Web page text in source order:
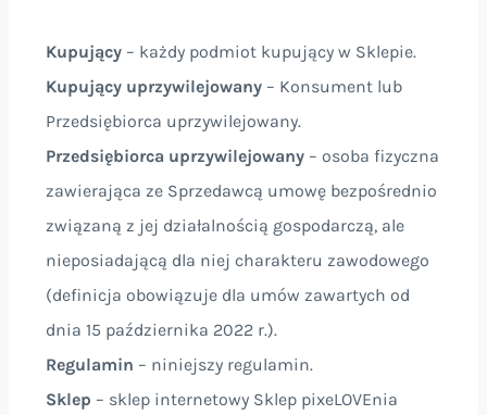
Kupujący – każdy podmiot kupujący w Sklepie.
Kupujący uprzywilejowany – Konsument lub
Przedsiębiorca uprzywilejowany.
Przedsiębiorca uprzywilejowany – osoba fizyczna
zawierająca ze Sprzedawcą umowę bezpośrednio
związaną z jej działalnością gospodarczą, ale
nieposiadającą dla niej charakteru zawodowego
(definicja obowiązuje dla umów zawartych od
dnia 15 października 2022 r.).
Regulamin – niniejszy regulamin.
Sklep – sklep internetowy Sklep pixeLOVEnia